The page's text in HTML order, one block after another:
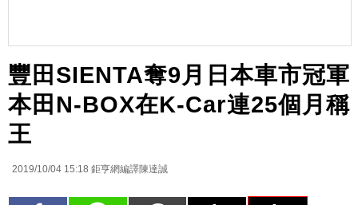
豐田SIENTA奪9月日本車市冠軍
本田N-BOX在K-Car連25個月稱
王
2019/10/04 15:18 鉅亨網編譯陳達誠